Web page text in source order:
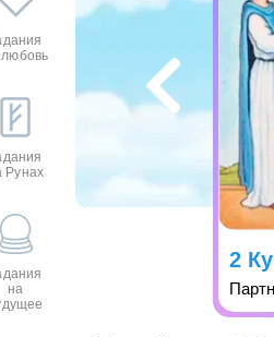
любовь
Рунах
на
2